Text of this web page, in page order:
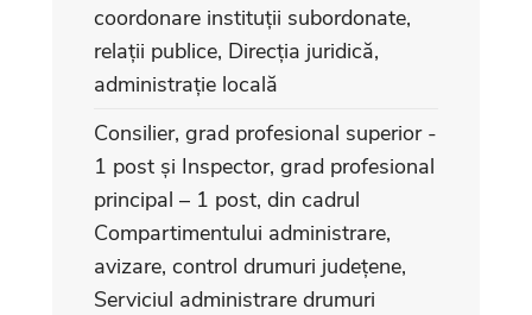
coordonare instituții subordonate,
relații publice, Direcția juridică,
administrație locală
Consilier, grad profesional superior -
1 post și Inspector, grad profesional
principal – 1 post, din cadrul
Compartimentului administrare,
avizare, control drumuri județene,
Serviciul administrare drumuri